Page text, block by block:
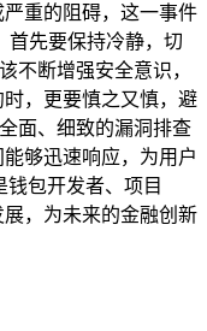
重的阻碍，这一事件
首先要保持冷静，切
不断增强安全意识，
，更要慎之又慎，避
面、细致的漏洞排查
够迅速响应，为用户
包开发者、项目
，为未来的金融创新